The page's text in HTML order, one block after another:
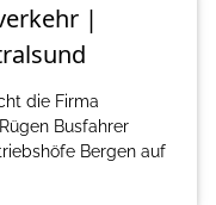
|
die Firma
Busfahrer
Bergen auf